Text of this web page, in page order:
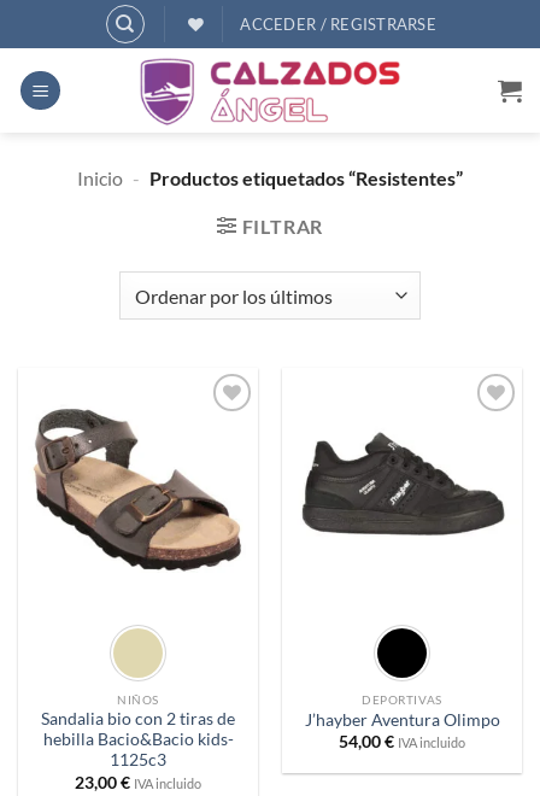
al
contenido
ACCEDER / REGISTRARSE
Inicio - Productos etiquetados “Resistentes”
FILTRAR
NIÑOS
Sandalia bio con 2 tiras de
hebilla Bacio&Bacio kids-
1125c3
23,00€ IVA incluido
DEPORTIVAS
J’hayber Aventura Olimpo
54,00€ IVA incluido